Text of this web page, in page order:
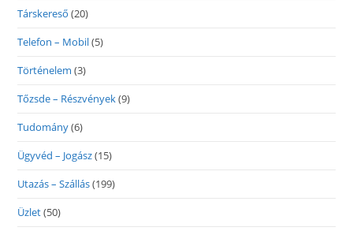
Társkereső (20)
Telefon – Mobil(5)
Történelem (3)
Tőzsde – Részvények(9)
Tudomány(6)
Ügyvéd – Jogász(15)
Utazás – Szállás(199)
Üzlet(50)